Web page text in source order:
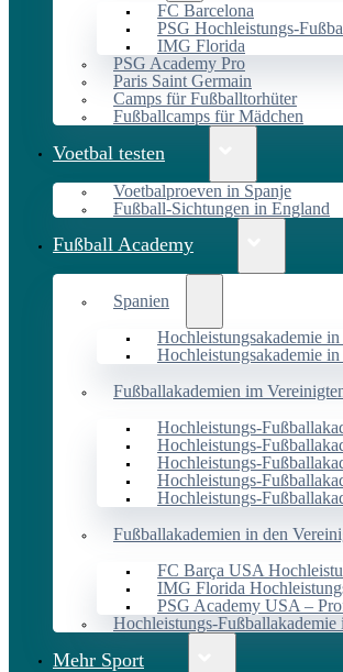
FC Barcelona
PSG Hochleistungs-
IMG Florida
PSG Academy Pro
Paris Saint Germain
Camps für Fußballtorhüter
Fußballcamps für Mädchen
Voetbal testen
Voetbalproeven in Spanje
Fußball-Sichtungen in England
Fußball Academy
Spanien
Hochleistungsakademie
Hochleistungsakademie in
Fußballakademien im
Hochleistungs-
Hochleistungs-
Hochleistungs-
Hochleistungs-
Hochleistungs-
Fußballakademien in den
FC Barça USA
IMG Florida
PSG Academy USA –
Hochleistungs-Fußballakademie
Mehr Sport